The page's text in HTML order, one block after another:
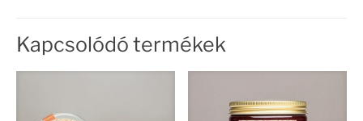
Kapcsolódó termékek